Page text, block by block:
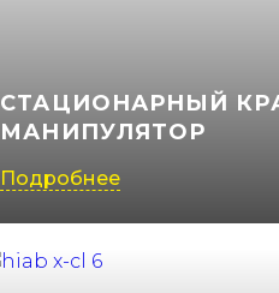
СТАЦИОНАРНЫЙ
МАНИПУЛЯТОР
Подробнее